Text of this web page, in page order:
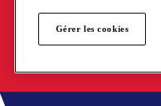
Gérer les cookies